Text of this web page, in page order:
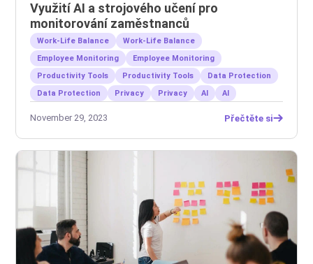
Využití AI a strojového učení pro
monitorování zaměstnanců
Work-Life Balance
Work-Life Balance
Employee Monitoring
Employee Monitoring
Productivity Tools
Productivity Tools
Data Protection
Data Protection
Privacy Privacy AI AI
November 29, 2023 Přečtěte si